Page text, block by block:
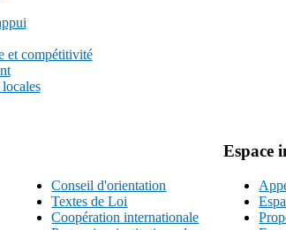
et compétitivité
Conseil d'orientation
Textes de Loi
Coopération internationale
Espace